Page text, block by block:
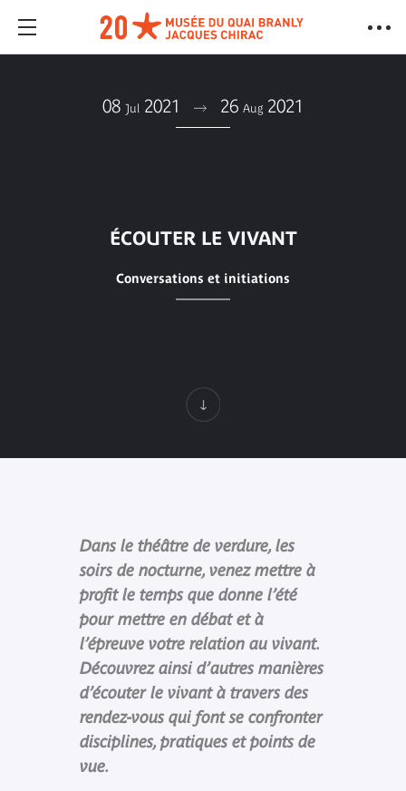
08 Jul 2021 26 Aug 2021
ÉCOUTER LE VIVANT
Conversations et initiations
Dans le théâtre de verdure, les
soirs de nocturne, venez mettre à
profit le temps que donne l’été
pour mettre en débat et à
l’épreuve votre relation au vivant.
Découvrez ainsi d’autres manières
d’écouter le vivant à travers des
rendez-vous qui font se confronter
disciplines, pratiques et points de
vue.